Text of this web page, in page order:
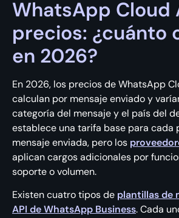
WhatsApp Cloud
precios: ¿cuánto
en 2026?
En 2026, los precios de WhatsApp
calculan por mensaje enviado y
categoría del mensaje y el país del
establece una tarifa base para cada
mensaje enviada, pero los
aplican cargos adicionales por
soporte o volumen.
Existen cuatro tipos de plantillas de
API de WhatsApp Business. Cada